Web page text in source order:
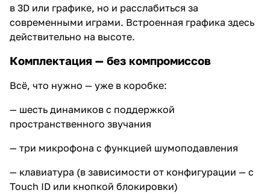
в 3D или графике, но и расслабиться за
современными играми. Встроенная графика здесь
действительно на высоте.
Комплектация — без компромиссов
Всё, что нужно — уже в коробке:
— шесть динамиков с поддержкой
пространственного звучания
— три микрофона с функцией шумоподавления
— клавиатура (в зависимости от конфигурации — с
Touch ID или кнопкой блокировки)